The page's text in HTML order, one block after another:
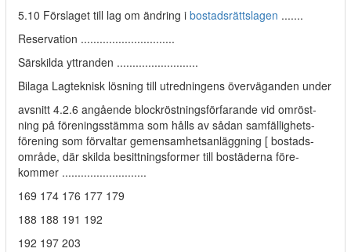
5.10 Förslaget till lag om ändring i bostadsrättslagen .......
Reservation ..............................
Särskilda yttranden ..........................
Bilaga Lagteknisk lösning till utredningens överväganden under
avsnitt 4.2.6 angående blockröstningsförfarande vid omröst-
ning på föreningsstämma som hålls av sådan samfällighets-
förening som förvaltar gemensamhetsanläggning [ bostads-
område, där skilda besittningsformer till bostäderna före-
kommer ...........................
169 174 176 177 179
188 188 191 192
192 197 203